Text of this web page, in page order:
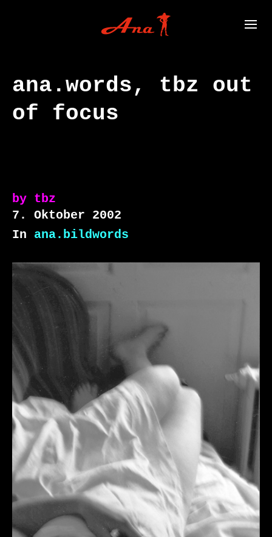
ana.words, tbz out
of focus
by tbz
7. Oktober 2002
In ana.bildwords